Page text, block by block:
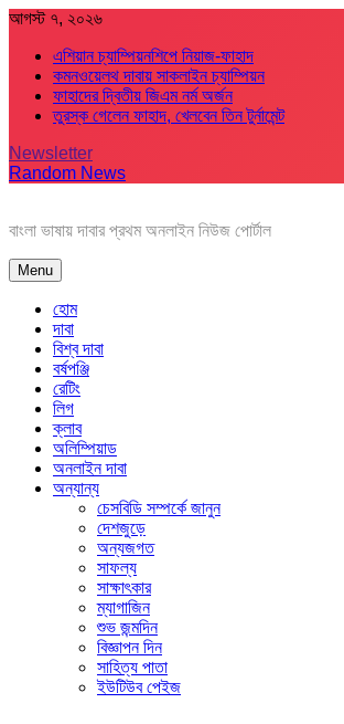
Skip
content
আগস্ট ৭, ২০২৬
এশিয়ান চ্যাম্পিয়নশিপে নিয়াজ-ফাহাদ
কমনওয়েলথ দাবায় সাকলাইন চ্যাম্পিয়ন
ফাহাদের দ্বিতীয় জিএম নর্ম অর্জন
তুরস্ক গেলেন ফাহাদ, খেলবেন তিন টুর্নামেন্ট
Newsletter
Random News
বাংলা ভাষায় দাবার প্রথম অনলাইন নিউজ পোর্টাল
Menu
হোম
দাবা
বিশ্ব দাবা
বর্ষপঞ্জি
রেটিং
লিগ
ক্লাব
অলিম্পিয়াড
অনলাইন দাবা
অন্যান্য
চেসবিডি সম্পর্কে জানুন
দেশজুড়ে
অন্যজগত
সাফল্য
সাক্ষাৎকার
ম্যাগাজিন
শুভ জন্মদিন
বিজ্ঞাপন দিন
সাহিত্য পাতা
ইউটিউব পেইজ